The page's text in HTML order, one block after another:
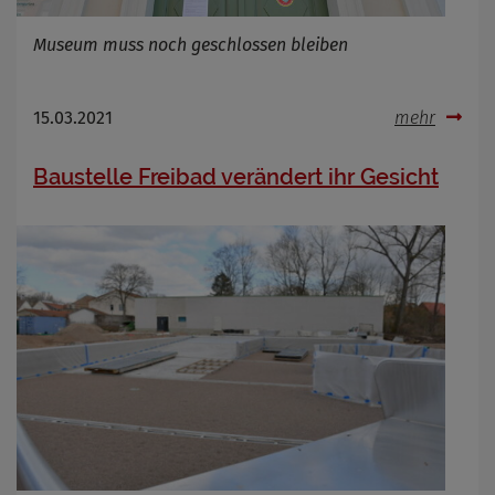
Museum muss noch geschlossen bleiben
15.03.2021 mehr
Baustelle Freibad verändert ihr Gesicht